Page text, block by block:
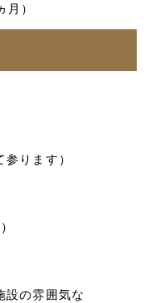
）
ります）
設の雰囲気な